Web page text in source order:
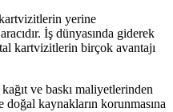
yerine
İş dünyasında giderek
kartvizitlerin birçok avantajı
ve baskı maliyetlerinden
kaynakların korunmasına